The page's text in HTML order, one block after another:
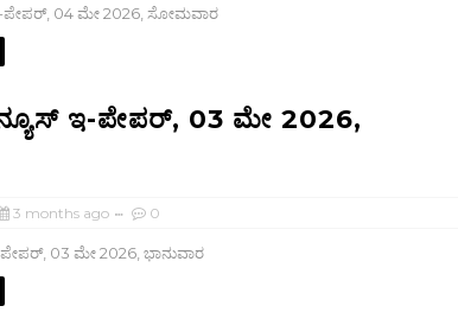
ಪೇಪರ್, 04 ಮೇ 2026, ಸೋಮವಾರ
ಇ-ಪೇಪರ್, 03 ಮೇ 2026,
3 months ago 0
03 ಮೇ 2026, ಭಾನುವಾರ